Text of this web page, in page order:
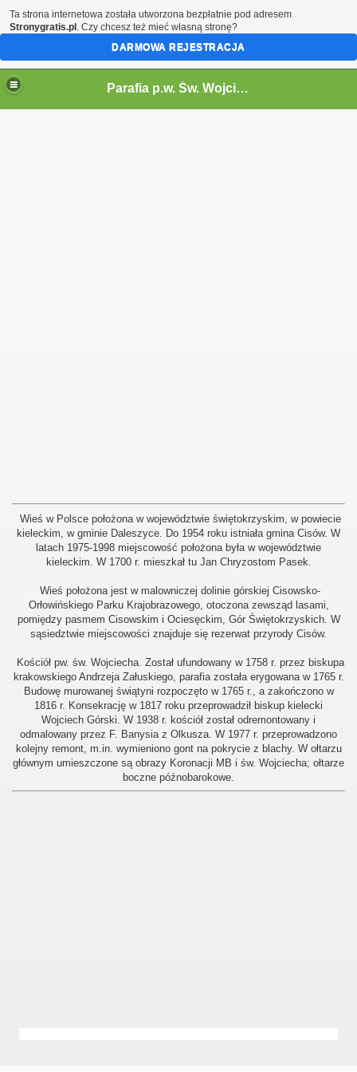
Parafia p.w. Św. Wojciecha Biskupa i Męczennika w Cisowie
Wieś w Polsce położona w województwie świętokrzyskim, w powiecie
kieleckim, w gminie Daleszyce. Do 1954 roku istniała gmina Cisów. W
latach 1975-1998 miejscowość położona była w województwie
kieleckim. W 1700 r. mieszkał tu Jan Chryzostom Pasek.
Wieś położona jest w malowniczej dolinie górskiej Cisowsko-
Orłowińskiego Parku Krajobrazowego, otoczona zewsząd lasami,
pomiędzy pasmem Cisowskim i Ociesęckim, Gór Świętokrzyskich. W
sąsiedztwie miejscowości znajduje się rezerwat przyrody Cisów.
Kościół pw. św. Wojciecha. Został ufundowany w 1758 r. przez biskupa
krakowskiego Andrzeja Załuskiego, parafia została erygowana w 1765 r.
Budowę murowanej świątyni rozpoczęto w 1765 r., a zakończono w
1816 r. Konsekrację w 1817 roku przeprowadził biskup kielecki
Wojciech Górski. W 1938 r. kościół został odremontowany i
odmalowany przez F. Banysia z Olkusza. W 1977 r. przeprowadzono
kolejny remont, m.in. wymieniono gont na pokrycie z blachy. W ołtarzu
głównym umieszczone są obrazy Koronacji MB i św. Wojciecha; ołtarze
boczne późnobarokowe.
Ta strona internetowa została utworzona bezpłatnie pod adresem
Stronygratis.pl . Czy chcesz też mieć własną stronę?
DARMOWA REJESTRACJA